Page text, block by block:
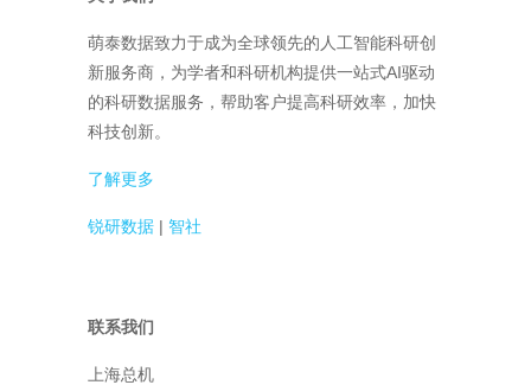
萌泰数据致力于成为全球领先的人工智能科研创
新服务商，为学者和科研机构提供一站式AI驱动
的科研数据服务，帮助客户提高科研效率，加快
科技创新。
了解更多
锐研数据 | 智社
联系我们
上海总机